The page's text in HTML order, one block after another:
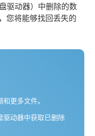
驱动器）中删除的数
您将能够找回丢失的
更多文件。
驱动器中获取已删除